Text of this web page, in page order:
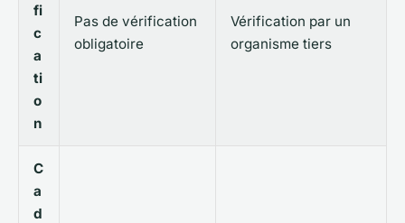
fi
c
a
ti
o
n
Pas de vérification
obligatoire
Vérification par un
organisme tiers
C
a
d